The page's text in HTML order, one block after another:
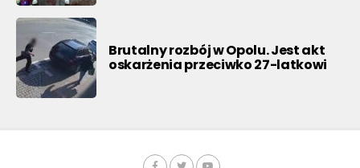
Brutalny rozbój w Opolu. Jest akt
oskarżenia przeciwko 27-latkowi